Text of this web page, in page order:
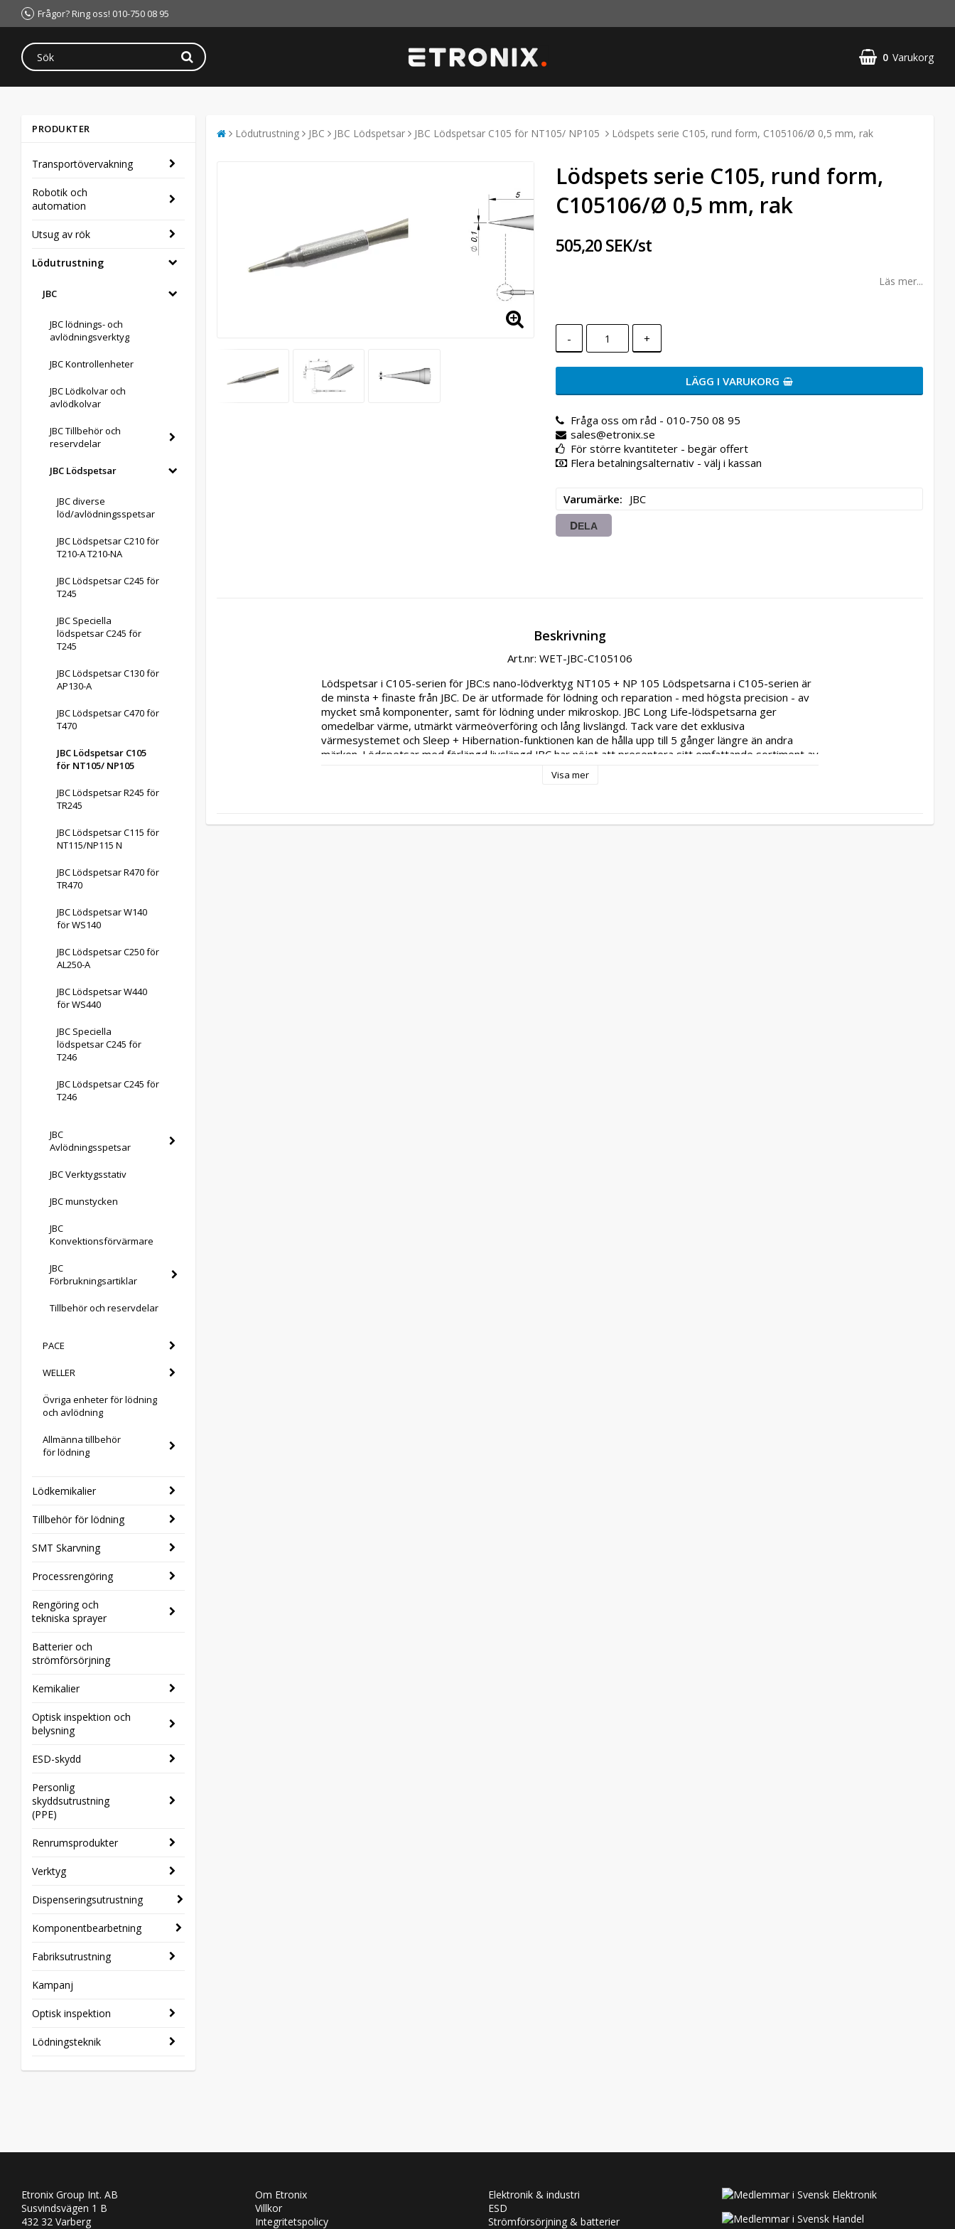
Frågor? Ring oss! 010-750 08 95
0 Varukorg
PRODUKTER
Transportövervakning
Robotik och
automation
Utsug av rök
Lödutrustning
JBC
JBC lödnings- och
avlödningsverktyg
JBC Kontrollenheter
JBC Lödkolvar och
avlödkolvar
JBC Tillbehör och
reservdelar
JBC Lödspetsar
JBC diverse
löd/avlödningsspetsar
JBC Lödspetsar C210 för
T210-A T210-NA
JBC Lödspetsar C245 för
T245
JBC Speciella
lödspetsar C245 för
T245
JBC Lödspetsar C130 för
AP130-A
JBC Lödspetsar C470 för
T470
JBC Lödspetsar C105
för NT105/ NP105
JBC Lödspetsar R245 för
TR245
JBC Lödspetsar C115 för
NT115/NP115 N
JBC Lödspetsar R470 för
TR470
JBC Lödspetsar W140
för WS140
JBC Lödspetsar C250 för
AL250-A
JBC Lödspetsar W440
för WS440
JBC Speciella
lödspetsar C245 för
T246
JBC Lödspetsar C245 för
T246
JBC
Avlödningsspetsar
JBC Verktygsstativ
JBC munstycken
JBC
Konvektionsförvärmare
JBC
Förbrukningsartiklar
Tillbehör och reservdelar
PACE
WELLER
Övriga enheter för lödning
och avlödning
Allmänna tillbehör
för lödning
Lödkemikalier
Tillbehör för lödning
SMT Skarvning
Processrengöring
Rengöring och
tekniska sprayer
Batterier och
strömförsörjning
Kemikalier
Optisk inspektion och
belysning
ESD-skydd
Personlig
skyddsutrustning
(PPE)
Renrumsprodukter
Verktyg
Dispenseringsutrustning
Komponentbearbetning
Fabriksutrustning
Kampanj
Optisk inspektion
Lödningsteknik
Lödutrustning JBC JBC Lödspetsar JBC Lödspetsar C105 för NT105/ NP105 Lödspets serie C105, rund form, C105106/Ø 0,5 mm, rak
Lödspets serie C105, rund form,
C105106/Ø 0,5 mm, rak
505,20 SEK/st
Läs mer...
- +
LÄGG I VARUKORG
Fråga oss om råd - 010-750 08 95
sales@etronix.se
För större kvantiteter - begär offert
Flera betalningsalternativ - välj i kassan
Varumärke JBC
DELA
Beskrivning
Art.nr: WET-JBC-C105106
Lödspetsar i C105-serien för JBC:s nano-lödverktyg NT105 + NP 105 Lödspetsarna i C105-serien är
de minsta + finaste från JBC. De är utformade för lödning och reparation - med högsta precision - av
mycket små komponenter, samt för lödning under mikroskop. JBC Long Life-lödspetsarna ger
omedelbar värme, utmärkt värmeöverföring och lång livslängd. Tack vare det exklusiva
värmesystemet och Sleep + Hibernation-funktionen kan de hålla upp till 5 gånger längre än andra
märken. Lödspetsar med förlängd livslängd JBC har nöjet att presentera sitt omfattande sortiment av
patroner. Upp till 400 patroner och lödspetsar som håller upp till fem gånger längre än andra.
Patronen är hjärtat i varje lödverktyg och har utmärkt värmeöverföring, omedelbar uppvärmning och
bra värmeövervakning säkerställer att lödtemperaturen uppnås snabbt. Lång livslängd: Det
Visa mer
Etronix Group Int. AB
Susvindsvägen 1 B
432 32 Varberg
Om Etronix
Villkor
Integritetspolicy
Elektronik & industri
ESD
Strömförsörjning & batterier